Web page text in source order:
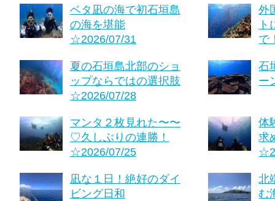
ベタ凪の海で初石垣島
の海を堪能
☆2026/07/31
外
ト
で
夏の石垣島北部のショ
ップならではの選択肢
☆2026/07/28
石
ー
マンタ２枚見れた〜〜
♡久しぶりの連勝！
☆2026/07/25
体
求
凪な１日！絶好のダイ
ビング日和
北
む